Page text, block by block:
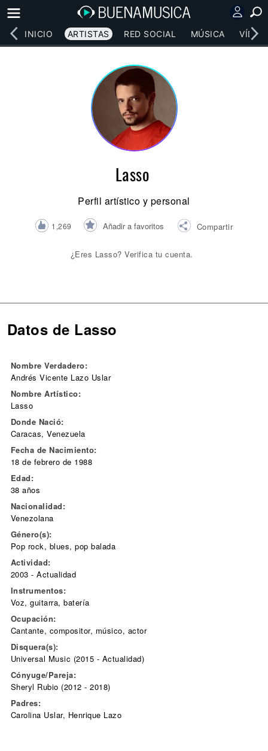
INICIO ARTISTAS RED SOCIAL MÚSICA
Lasso
Perfil artístico y personal
1,269 Añadir a favoritos Compartir
¿Eres Lasso? Verifica tu cuenta.
Datos de Lasso
Nombre Verdadero:
Andrés Vicente Lazo Uslar
Nombre Artístico:
Lasso
Donde Nació:
Caracas, Venezuela
Fecha de Nacimiento:
18 de febrero de 1988
Edad:
38 años
Nacionalidad:
Venezolana
Género(s):
Pop rock, blues, pop balada
Actividad:
2003 - Actualidad
Instrumentos:
Voz, guitarra, batería
Ocupación:
Cantante, compositor, músico, actor
Disquera(s):
Universal Music (2015 - Actualidad)
Cónyuge/Pareja:
Sheryl Rubio (2012 - 2018)
Padres:
Carolina Uslar, Henrique Lazo